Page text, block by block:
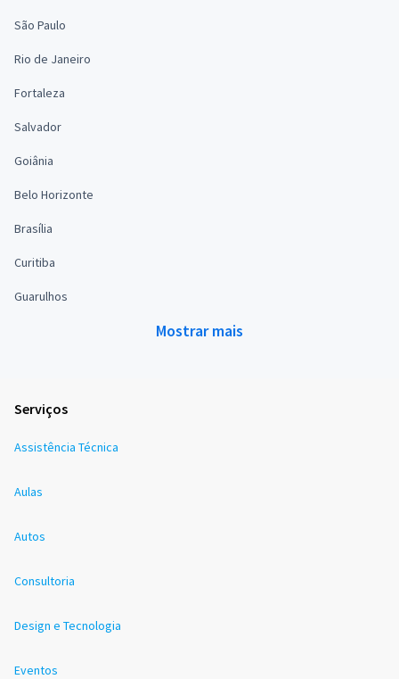
São Paulo
Rio de Janeiro
Fortaleza
Salvador
Goiânia
Belo Horizonte
Brasília
Curitiba
Guarulhos
Mostrar mais
Serviços
Assistência Técnica
Aulas
Autos
Consultoria
Design e Tecnologia
Eventos